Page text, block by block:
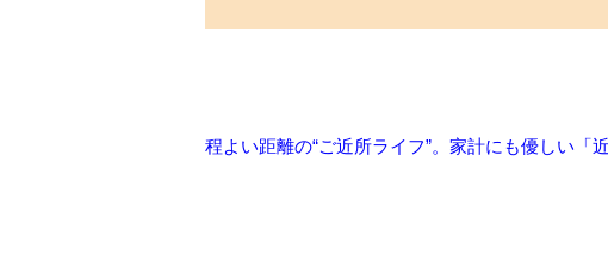
程よい距離の“ご近所ライフ”。家計にも優しい「